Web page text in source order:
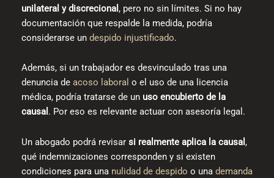
unilateral y discrecional , pero no sin límites. Si no hay
documentación que respalde la medida, podría
considerarse un despido injustificado.
Además, si un trabajador es desvinculado tras una
denuncia de acoso laboral o el uso de una licencia
médica, podría tratarse de un uso encubierto de la
causal . Por eso es relevante actuar con asesoría legal.
Un abogado podrá revisar si realmente aplica la causal ,
qué indemnizaciones corresponden y si existen
condiciones para una nulidad de despido o una demanda